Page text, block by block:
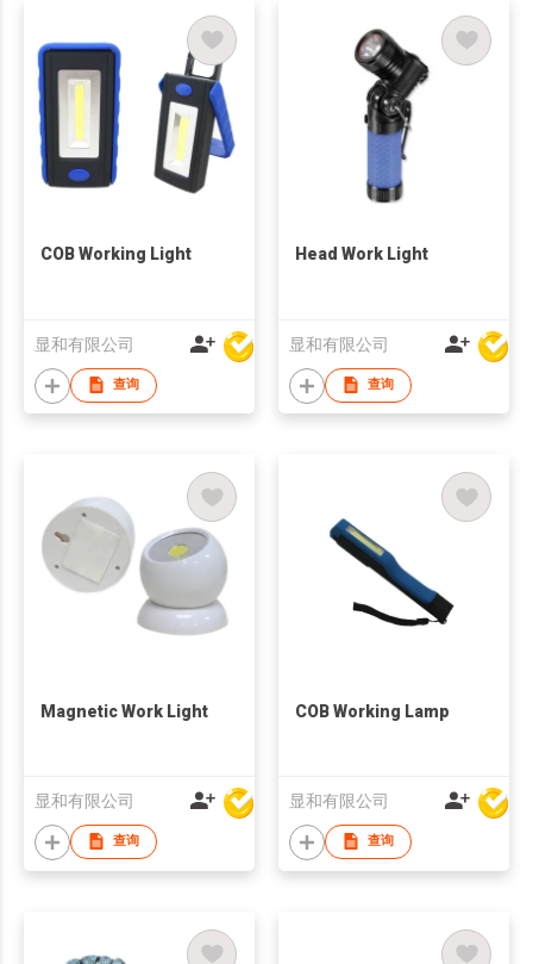
COB Working Light
显和有限公司
查询
Head Work Light
显和有限公司
查询
Magnetic Work Light
显和有限公司
查询
COB Working Lamp
显和有限公司
查询